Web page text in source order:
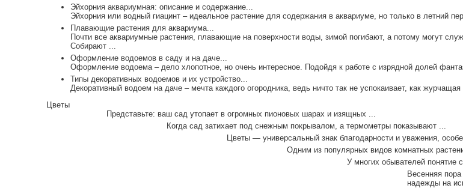
Эйхорния аквариумная: описание и содержание...
Эйхорния или водный гиацинт – идеальное растение для содержания в аквариуме, но только в летний
Плавающие растения для аквариума...
Почти все аквариумные растения, плавающие на поверхности воды, зимой погибают, а потому могут
Собирают ...
Оформление водоемов в саду и на даче...
Оформление водоема – дело хлопотное, но очень интересное. Подойдя к работе с изрядной долей
Типы декоративных водоемов и их устройство...
Декоративный водоем на даче – мечта каждого огородника, ведь ничто так не успокаивает, как
Цветы
Представьте: ваш сад утопает в огромных пионовых шарах и изящных ...
Когда сад затихает под снежным покрывалом, а термометры показывают ...
Цветы — универсальный знак благодарности и уважения,
Одним из популярных видов комнатных
У многих обывателей понятие
Весенняя
надежды на